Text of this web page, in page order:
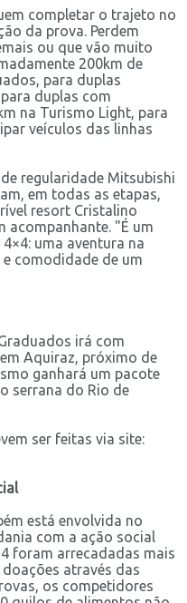
completar o trajeto no
da prova. Perdem
ou que vão muito
200km de
para duplas
duplas com
na Turismo Light, para
veículos das linhas
regularidade Mitsubishi
em todas as etapas,
resort Cristalino
acompanhante. "É um
uma aventura na
comodidade de um
irá com
Aquiraz, próximo de
ganhará um pacote
serrana do Rio de
ser feitas via site:
está envolvida no
com a ação social
foram arrecadadas mais
através das
os competidores